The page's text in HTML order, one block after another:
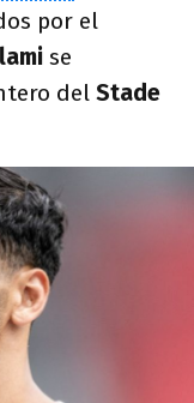
por el
se
del Stade